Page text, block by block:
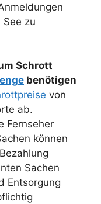
zu
Schrott
benötigen
von
ab.
Fernseher
können
Sachen
Entsorgung